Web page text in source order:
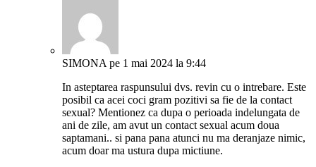
SIMONA pe 1 mai 2024 la 9:44
In asteptarea raspunsului dvs. revin cu o intrebare. Este
posibil ca acei coci gram pozitivi sa fie de la contact
sexual? Mentionez ca dupa o perioada indelungata de
ani de zile, am avut un contact sexual acum doua
saptamani.. si pana pana atunci nu ma deranjaze nimic,
acum doar ma ustura dupa mictiune.